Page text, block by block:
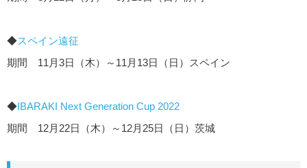
◆スペイン遠征
期間 11月3日（木）～11月13日（日）スペイン
◆IBARAKI Next Generation Cup 2022
期間 12月22日（木）～12月25日（日）茨城